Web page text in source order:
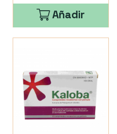
Añadir